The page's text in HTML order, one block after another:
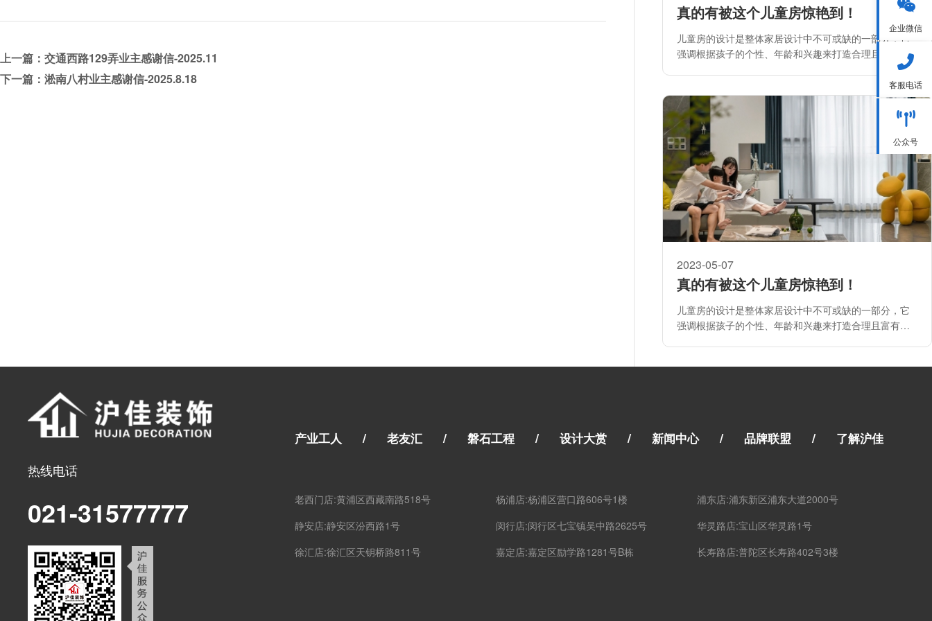
上一篇：交通西路129弄业主感谢信-2025.11
下一篇：淞南八村业主感谢信-2025.8.18
真的有被这个儿童房惊艳到！
儿童房的设计是整体家居设计中不可或缺的一部分，它
强调根据孩子的个性、年龄和兴趣来打造合理且富有创
2023-05-07
真的有被这个儿童房惊艳到！
儿童房的设计是整体家居设计中不可或缺的一部分，它
强调根据孩子的个性、年龄和兴趣来打造合理且富有创
热线电话
021-31577777
产业工人 / 老友汇 / 磐石工程 / 设计大赏 / 新闻中心 / 品牌联盟 / 了解沪佳
老西门店:黄浦区西藏南路518号
静安店:静安区汾西路1号
徐汇店:徐汇区天钥桥路811号
杨浦店:杨浦区营口路606号1楼
闵行店:闵行区七宝镇吴中路2625号
嘉定店:嘉定区励学路1281号B栋
浦东店:浦东新区浦东大道2000号
华灵路店:宝山区华灵路1号
长寿路店:普陀区长寿路402号3楼
企业微信
客服电话
公众号